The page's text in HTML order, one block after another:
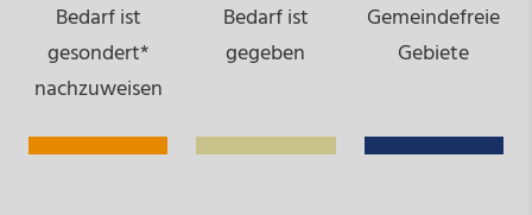
Bedarf ist
gesondert*
nachzuweisen
Bedarf ist
gegeben
Gemeindefreie
Gebiete